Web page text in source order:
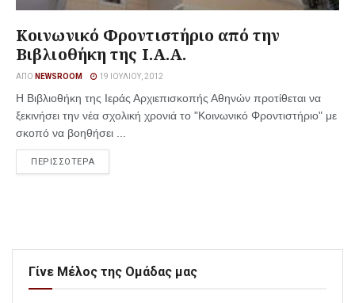
Κοινωνικό Φροντιστήριο από την
Βιβλιοθήκη της Ι.Α.Α.
ΑΠΌ NEWSROOM 19 ΙΟΥΛΊΟΥ, 2012
Η Βιβλιοθήκη της Ιεράς Αρχιεπισκοπής Αθηνών προτίθεται να
ξεκινήσει την νέα σχολική χρονιά το "Κοινωνικό Φροντιστήριο" με
σκοπό να βοηθήσει ...
ΠΕΡΙΣΣΟΤΕΡΑ
Γίνε Μέλος της Ομάδας μας